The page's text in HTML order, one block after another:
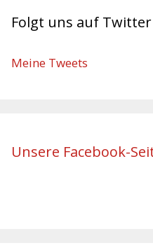
Folgt uns auf Twitter
Meine Tweets
Unsere Facebook-